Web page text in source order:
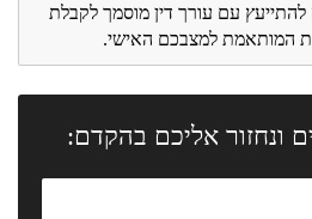
להתייעץ עם עורך דין מוסמך לקבלת
המותאמת למצבכם האישי.
ונחזור אליכם בהקדם: